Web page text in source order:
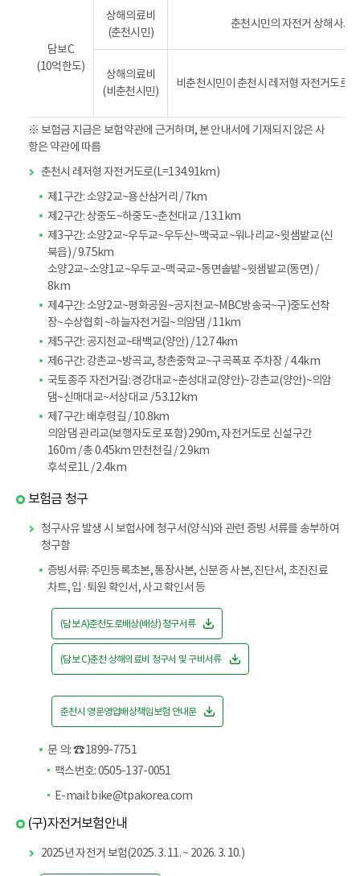
담보C
(10억한도)
상해의료비
(춘천시민)
춘천시민의 자전거 상해사고
상해의료비
(비춘천시민)
비춘천시민이 춘천시 레저형 자전거도로
※ 보험금 지급은 보험약관에 근거하며, 본 안내서에 기재되지 않은 사
항은 약관에 따름
춘천시 레저형 자전거도로(L=134.91km)
제1구간: 소양2교~용산삼거리 / 7km
제2구간: 상중도~하중도~춘천대교 / 13.1km
제3구간: 소양2교~우두교~우두산~맥국교~워나리교~윗샘밭교(신
북읍) / 9.75km
소양2교~소양1교~우두교~맥국교~동면솔밭~윗샘밭교(동면) /
8km
제4구간: 소양2교~평화공원~공지천교~MBC방송국~구)중도선착
장~수상협회 ~하늘자전거길~의암댐 / 11km
제5구간: 공지천교~태백교(양안) / 12.74km
제6구간: 강촌교~방곡교, 창촌중학교~구곡폭포 주차장 / 4.4km
국토종주 자전거길: 경강대교~춘성대교(양안)~강촌교(양안)~의암
댐~신매대교~서상대교 / 53.12km
제7구간: 배후령길 / 10.8km
의암댐 관리교(보행자도로 포함) 290m, 자전거도로 신설구간
160m / 총 0.45km 만천천길 / 2.9km
후석로1L / 2.4km
보험금 청구
청구사유 발생 시 보험사에 청구서(양식)와 관련 증빙 서류를 송부하여
청구함
증빙서류: 주민등록초본, 통장사본, 신분증 사본, 진단서, 초진진료
차트, 입·퇴원 확인서, 사고 확인서 등
(담보 A)춘천도로배상(배상) 청구서류
(담보 C)춘천 상해의료비 청구서 및 구비서류
춘천시 영문영업배상책임보험 안내문
문 의: ☎ 1899-7751
팩스번호: 0505-137-0051
E-mail: bike@tpakorea.com
(구)자전거보험안내
2025년 자전거 보험(2025. 3. 11. ~ 2026. 3. 10.)